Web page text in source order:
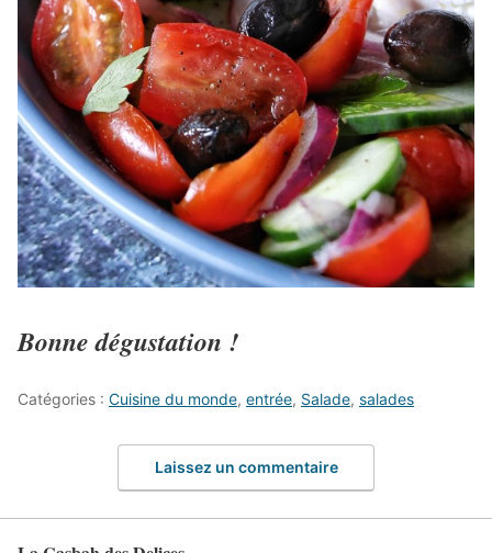
Bonne dégustation !
Catégories : Cuisine du monde, entrée, Salade, salades
Laissez un commentaire